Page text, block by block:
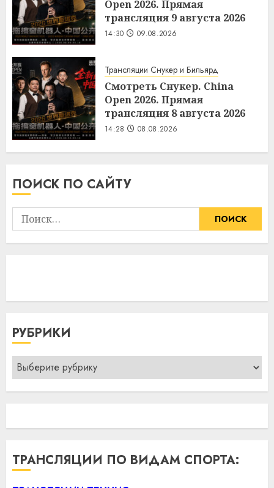
Open 2026. Прямая
трансляция 9 августа 2026
14:30 09.08.2026
Трансляции Снукер и Бильярд
Смотреть Снукер. China
Open 2026. Прямая
трансляция 8 августа 2026
14:28 08.08.2026
ПОИСК ПО САЙТУ
Найти:
РУБРИКИ
Рубрики
ТРАНСЛЯЦИИ ПО ВИДАМ СПОРТА: